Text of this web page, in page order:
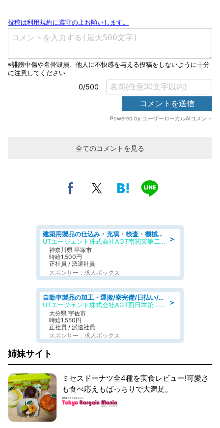
全てのコメントを見る
＞
建築用製品の仕込み・充填・検査・機械操作/寮完備/日払い/工場・製造
UTエージェント株式会社AGT南関東第二CU
神奈川県 平塚市
時給1,500円
正社員 / 派遣社員
スポンサー：求人ボックス
＞
自動車製品の加工・運搬/寮完備/日払い/工場・製造
UTエージェント株式会社AGT西日本第二CU
大分県 宇佐市
時給1,550円
正社員 / 派遣社員
スポンサー：求人ボックス
姉妹サイト
ミセスドーナツ全4種を実食レビュー!可愛さ
も食べ応えもばっちりで大満足。